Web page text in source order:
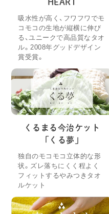
HEART
吸水性が高く、フワフワでモ
コモコの生地が縦横に伸び
る、ユニークで高品質なタオ
ル。2008年グッドデザイン
賞受賞。
くるまる今治ケット
「くる夢」
独自のモコモコ立体的な形
状。ズレ落ちにくく程よく
フィットするやみつきタオ
ルケット